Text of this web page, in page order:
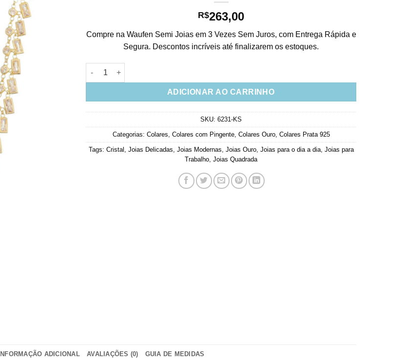
R$263,00
Compre na Waufen Semi Joias em 3 Vezes Sem Juros, com Entrega Rápida e
Segura. Descontos incríveis até finalizarem os estoques.
Choker De Luxo Retangulos Zirconias Cravejada Prata 925 Banho Ouro quantidade
ADICIONAR AO CARRINHO
SKU: 6231-KS
Categorias: Colares Colares com Pingente, Colares Ouro, Colares Prata 925
Tags: Cristal Joias Delicadas Joias Modernas Joias Ouro, Joias para o dia a dia, Joias para
Trabalho Joias Quadrada
INFORMAÇÃO ADICIONAL AVALIAÇÕES (0) GUIA DE MEDIDAS